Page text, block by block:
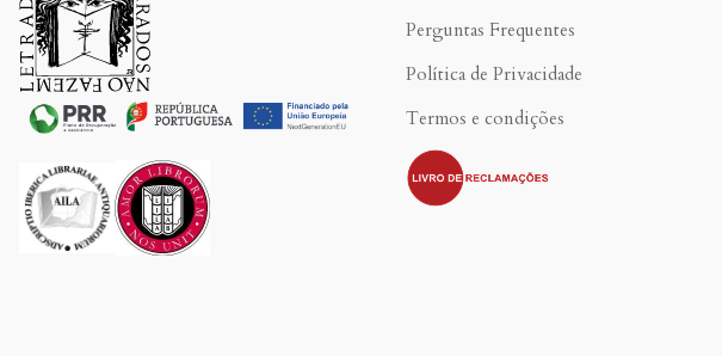
Perguntas Frequentes
Política de Privacidade
Termos e condições
.